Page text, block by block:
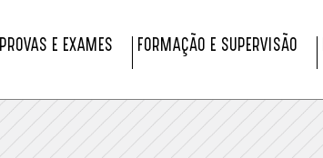
PROVAS E EXAMES FORMAÇÃO E SUPERVISÃO